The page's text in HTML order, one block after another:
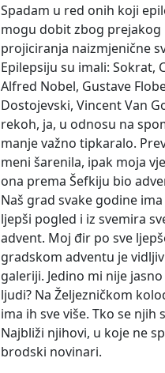
Spadam u red onih koji
mogu dobit zbog prejakog
projiciranja naizmjenične
Epilepsiju su imali: Sokrat,
Alfred Nobel, Gustave
Dostojevski, Vincent Van
rekoh, ja, u odnosu na
manje važno tipkaralo.
meni šarenila, ipak moja
ona prema Šefkiju bio
Naš grad svake godine ima
ljepši pogled i iz svemira
advent. Moj đir po sve
gradskom adventu je
galeriji. Jedino mi nije
ljudi? Na Željezničkom
ima ih sve više. Tko se njih
Najbliži njihovi, u koje ne
brodski novinari.